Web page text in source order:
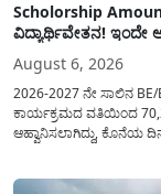
Scholorship
ವಿದ್ಯಾರ್ಥಿವೇತನ! ಇಂದೇ
August 6, 2026
2026-2027 ನೇ ಸಾಲಿನ
ಕಾರ್ಯಕ್ರಮದ ವತಿಯಿಂದ
ಆಹ್ವಾನಿಸಲಾಗಿದ್ದು, ಕೊನೆಯ